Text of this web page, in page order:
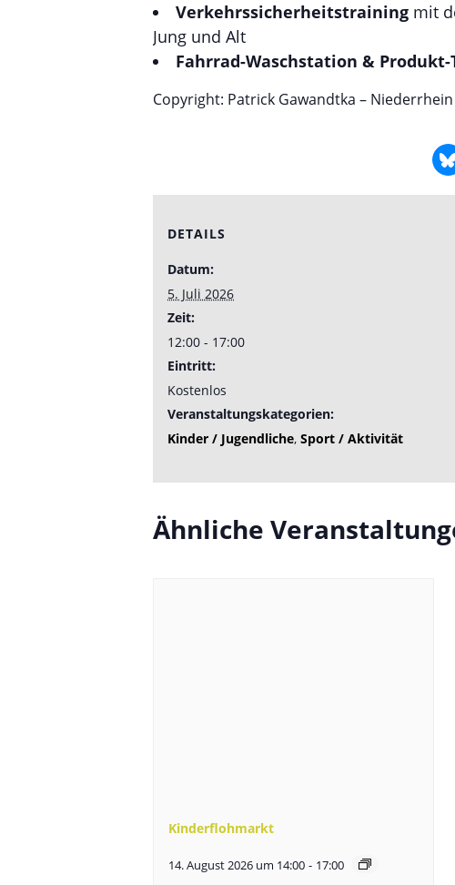
Verkehrssicherheitstraining mit
Jung und Alt
Fahrrad-Waschstation & Produkt-
Copyright: Patrick Gawandtka –
DETAILS
Datum:
5. Juli 2026
Zeit:
12:00 - 17:00
Eintritt:
Kostenlos
Veranstaltungskategorien:
Kinder / Jugendliche, Sport / Aktivität
Ähnliche
Kinderflohmarkt
14. August 2026 um 14:00 - 17:00